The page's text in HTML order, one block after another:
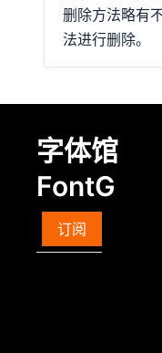
删除方法略有
法进行删除。
字体馆
FontG
订阅